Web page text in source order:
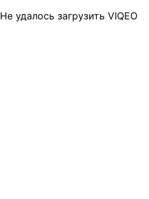
Не удалось загрузить VIQEO